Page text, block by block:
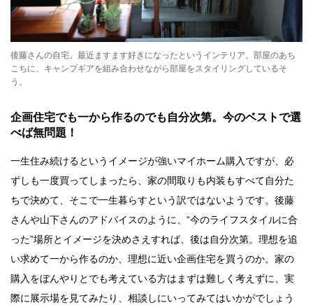
後藤さんの自宅。最近ますます好きになったというインテリア。部屋のあち
こちに、キャンプギアを組み合わせながら部屋をスタイリングしているそ
う。
企画住宅でも一から作るのでも自分次第。今のベストで選
べば無問題！
一生住み続けるというイメージが強いマイホーム購入ですが、必
ずしも一度買ってしまったら、家の間取りも内装もすべて自分た
ちで決めて、そこで一生暮らすという訳ではないようです。後藤
さんや山下さんのアドバイスのように、“今のライフスタイルに合
った”場所とイメージを決めさえすれば、後は自分次第。理想を追
い求めて一から作るのか、理想に近い企画住宅を買うのか。家の
購入をぼんやりとでも考えている方はまずは難しく考えずに、実
際に展示場を見てみたり、相談しにいってみてはいかがでしょう